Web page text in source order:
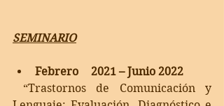
SEMINARIO
Febrero 	2021 – Junio 2022